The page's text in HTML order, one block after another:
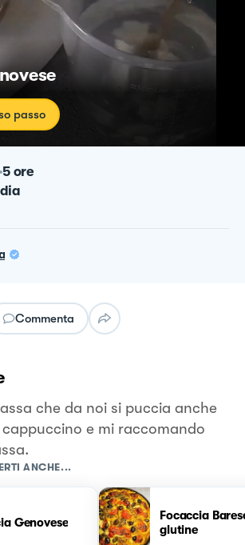
passo
5 ore
Commenta
che da noi si puccia anche
e mi raccomando
ANCHE...
Genovese
Focaccia
glutine